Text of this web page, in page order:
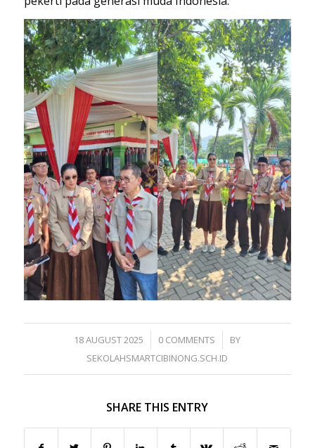
18 AUGUST 2025
/ 0 COMMENTS
/
BY
SEKOLAHSMARTCIBINONG.SCH.ID
SHARE THIS ENTRY